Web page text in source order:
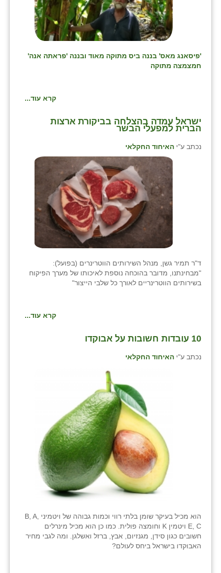
'פיסאנג מאס' בננה ביס מתוקה מאוד ובננה 'פראתה אנה'
חמצמצה מתוקה
קרא עוד...
ישראל עמדה בהצלחה בביקורת ארצות
הברית למפעלי הבשר
נכתב ע"י האיחוד החקלאי
ד"ר תמיר גשן, מנהל השירותים הווטרינרים (בפועל):
"מבחינתנו, מדובר בהוכחה נוספת לאיכותו של מערך הפיקוח
בשירותים הווטרינריים לאורך כל שלבי הייצור"
קרא עוד...
10 עובדות חשובות על אבוקדו
נכתב ע"י האיחוד החקלאי
הוא מכיל בעיקר שומן בלתי רווי וכמות גבוהה של ויטמיני B, A,
E, C ויטמין K וחומצה פולית. כמו כן הוא מכיל מינרלים
חשובים כגון סידן, מגנזיום, אבץ, ברזל ואשלגן. ומה לגבי מחיר
האבוקדו בישראל ביחס לעולם?